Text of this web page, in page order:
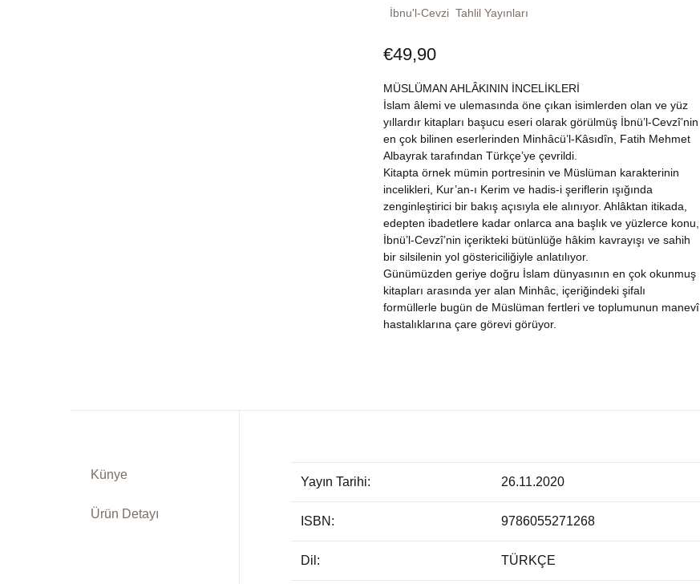
Dünya Klasikleri
Edebiyat
Felsefe
Fransızca
Kişisel Gelişim
Psikoloji
İbnu'l-Cevzi Tahlil Yayınları
€49,90
MÜSLÜMAN AHLÂKININ İNCELİKLERİ
İslam âlemi ve ulemasında öne çıkan isimlerden olan ve yüz
yıllardır kitapları başucu eseri olarak görülmüş İbnü’l-Cevzî’nin
en çok bilinen eserlerinden Minhâcü’l-Kâsıdîn, Fatih Mehmet
Albayrak tarafından Türkçe’ye çevrildi.
Kitapta örnek mümin portresinin ve Müslüman karakterinin
incelikleri, Kur’an-ı Kerim ve hadis-i şeriflerin ışığında
zenginleştirici bir bakış açısıyla ele alınıyor. Ahlâktan itikada,
edepten ibadetlere kadar onlarca ana başlık ve yüzlerce konu,
İbnü’l-Cevzî’nin içerikteki bütünlüğe hâkim kavrayışı ve sahih
bir silsilenin yol göstericiliğiyle anlatılıyor.
Günümüzden geriye doğru İslam dünyasının en çok okunmuş
kitapları arasında yer alan Minhâc, içeriğindeki şifalı
formüllerle bugün de Müslüman fertleri ve toplumunun manevî
hastalıklarına çare görevi görüyor.
Künye
Ürün Detayı
Yayın Tarihi: 26.11.2020
ISBN: 9786055271268
Dil: TÜRKÇE